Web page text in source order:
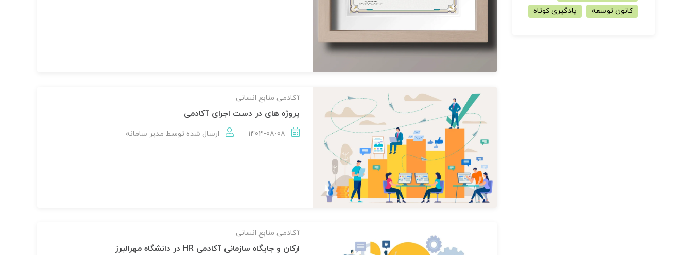
آکادمی منابع انسانی
پروژه های در دست اجرای آکادمی
1403-08-08 ارسال شده توسط مدير سامانه
آکادمی منابع انسانی
ارکان و جایگاه سازمانی آکادمی HR در دانشگاه مهرالبرز
کانون توسعه
یادگیری کوتاه